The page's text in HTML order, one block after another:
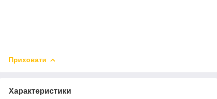
Приховати
Характеристики